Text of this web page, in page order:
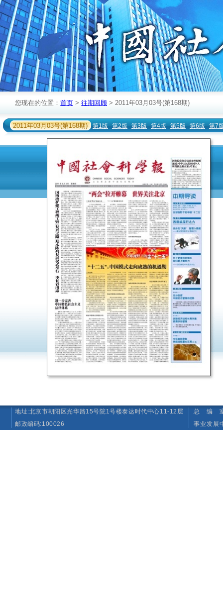
您现在的位置： 首页 > 往期回顾 > 2011年03月03号(第168期)
2011年03月03号(第168期) 第1版 第2版 第3版 第4版 第5版 第6版 第7
地址:北京市朝阳区光华路15号院1号楼泰达时代中心11-12层
邮政编码:100026
总 编 室
事业发